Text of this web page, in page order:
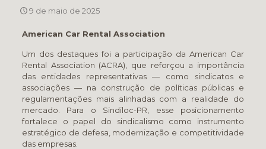
9 de maio de 2025
American Car Rental Association
Um dos destaques foi a participação da American Car
Rental Association (ACRA), que reforçou a importância
das entidades representativas — como sindicatos e
associações — na construção de políticas públicas e
regulamentações mais alinhadas com a realidade do
mercado. Para o Sindiloc-PR, esse posicionamento
fortalece o papel do sindicalismo como instrumento
estratégico de defesa, modernização e competitividade
das empresas.